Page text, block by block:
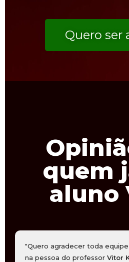
Quero ser
quem
aluno
"Quero agradecer toda
na pessoa do professor Vitor